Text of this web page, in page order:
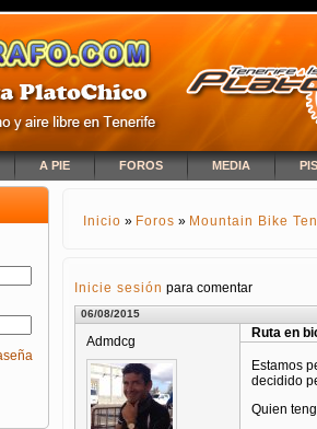
A PIE FOROS MEDIA
SE ENCUENTRA USTED
Inicio » Foros » Mountain Bike
Inicie sesión para comentar
06/08/2015
Admdcg
Ruta en
Estamos
decidido
Quien